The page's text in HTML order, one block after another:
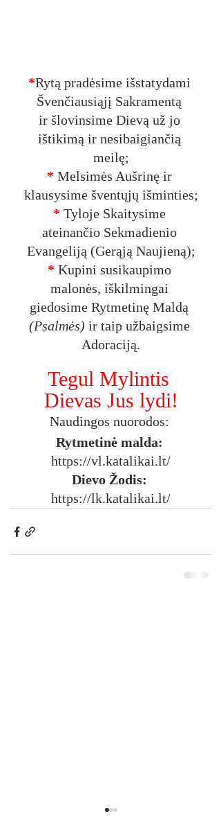
*Rytą pradėsime išstatydami
Švenčiausiąjį Sakramentą
ir šlovinsime Dievą už jo
ištikimą ir nesibaigiančią
meilę;
* Melsimės Aušrinę ir
klausysime šventųjų išminties;
* Tyloje Skaitysime
ateinančio Sekmadienio
Evangeliją (Gerąją Naujieną);
* Kupini susikaupimo
malonės, iškilmingai
giedosime Rytmetinę Maldą
(Psalmės) ir taip užbaigsime
Adoraciją.
Tegul Mylintis
Dievas Jus lydi!
Naudingos nuorodos:
Rytmetinė malda:
https://vl.katalikai.lt/
Dievo Žodis:
https://lk.katalikai.lt/